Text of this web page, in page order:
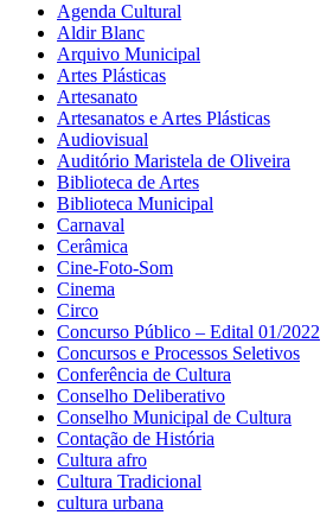
Agenda Cultural
Aldir Blanc
Arquivo Municipal
Artes Plásticas
Artesanato
Artesanatos e Artes Plásticas
Audiovisual
Auditório Maristela de Oliveira
Biblioteca de Artes
Biblioteca Municipal
Carnaval
Cerâmica
Cine-Foto-Som
Cinema
Circo
Concurso Público – Edital 01/2022
Concursos e Processos Seletivos
Conferência de Cultura
Conselho Deliberativo
Conselho Municipal de Cultura
Contação de História
Cultura afro
Cultura Tradicional
cultura urbana